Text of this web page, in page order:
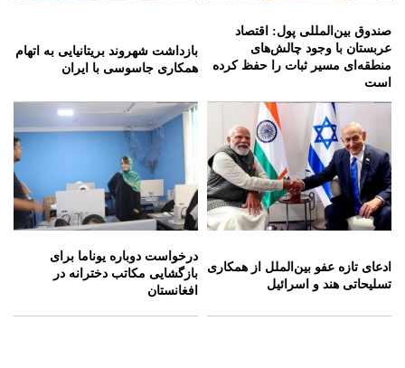
صندوق بین‌المللی پول: اقتصاد
عربستان با وجود چالش‌های
منطقه‌ای مسیر ثبات را حفظ کرده
است
بازداشت شهروند بریتانیایی به اتهام
همکاری جاسوسی با ایران
ادعای تازه عفو بین‌الملل از همکاری
تسلیحاتی هند و اسرائیل
درخواست دوباره یوناما برای
بازگشایی مکاتب دخترانه در
افغانستان